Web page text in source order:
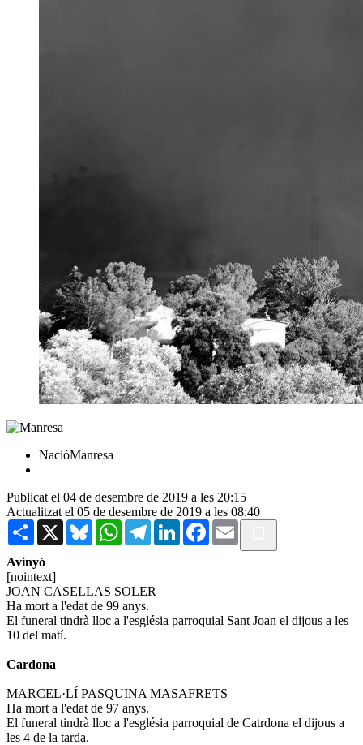
NacióManresa
Publicat el 04 de desembre de 2019 a les 20:15
Actualitzat el 05 de desembre de 2019 a les 08:40
Share X BlueskyWhatsAppTelegramLinkedInFacebook
Email
Avinyó
[nointext]
JOAN CASELLAS SOLER
Ha mort a l'edat de 99 anys.
El funeral tindrà lloc a l'església parroquial Sant Joan el dijous a les
10 del matí.
Cardona
MARCEL·LÍ PASQUINA MASAFRETS
Ha mort a l'edat de 97 anys.
El funeral tindrà lloc a l'església parroquial de Catrdona el dijous a
les 4 de la tarda.